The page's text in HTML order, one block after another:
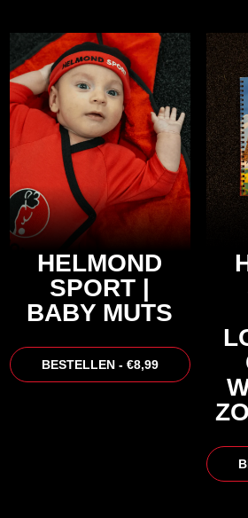
HELMOND
SPORT |
BABY MUTS
BESTELLEN - €8,99